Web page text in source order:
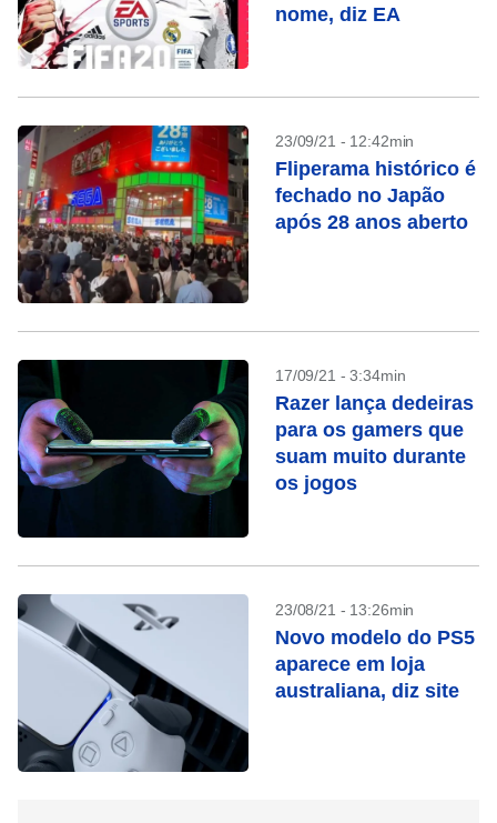
nome, diz EA
23/09/21 - 12:42min
Fliperama histórico é
fechado no Japão
após 28 anos aberto
17/09/21 - 3:34min
Razer lança dedeiras
para os gamers que
suam muito durante
os jogos
23/08/21 - 13:26min
Novo modelo do PS5
aparece em loja
australiana, diz site